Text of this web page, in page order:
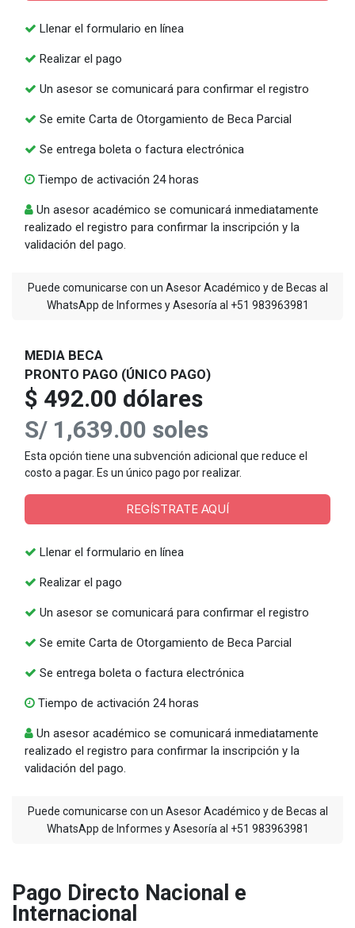
Llenar el formulario en línea
Realizar el pago
Un asesor se comunicará para confirmar el registro
Se emite Carta de Otorgamiento de Beca Parcial
Se entrega boleta o factura electrónica
Tiempo de activación 24 horas
Un asesor académico se comunicará inmediatamente
realizado el registro para confirmar la inscripción y la
validación del pago.
Puede comunicarse con un Asesor Académico y de Becas al
WhatsApp de Informes y Asesoría al +51 983963981
MEDIA BECA
PRONTO PAGO (ÚNICO PAGO)
$ 492.00 dólares
S/ 1,639.00 soles
Esta opción tiene una subvención adicional que reduce el
costo a pagar. Es un único pago por realizar.
REGÍSTRATE AQUÍ
Llenar el formulario en línea
Realizar el pago
Un asesor se comunicará para confirmar el registro
Se emite Carta de Otorgamiento de Beca Parcial
Se entrega boleta o factura electrónica
Tiempo de activación 24 horas
Un asesor académico se comunicará inmediatamente
realizado el registro para confirmar la inscripción y la
validación del pago.
Puede comunicarse con un Asesor Académico y de Becas al
WhatsApp de Informes y Asesoría al +51 983963981
Pago Directo Nacional e
Internacional